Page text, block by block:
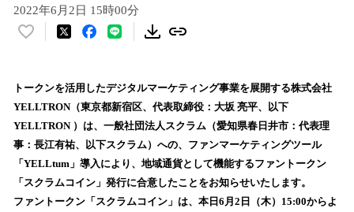
2022年6月2日 15時00分
い
！
数
を
読
込
み
中
トークンを活用したデジタルマーケティング事業を展開する株式会社
YELLTRON（東京都新宿区、代表取締役：大坂 亮平、以下
YELLTRON ）は、一般社団法人スクラム（愛知県春日井市：代表理
事：長江有祐、以下スクラム）への、ファンマーケティングツール
「YELLtum」導入により、地域通貨として機能するファントークン
「スクラムコイン」発行に合意したことをお知らせいたします。
ファントークン「スクラムコイン」は、本日6月2日（木）15:00からよ